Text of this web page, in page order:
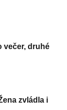
večer, druhé
zvládla i